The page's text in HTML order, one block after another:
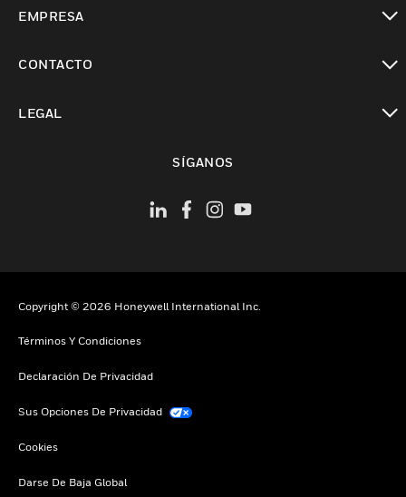
EMPRESA
CONTACTO
LEGAL
SÍGANOS
Copyright © 2026 Honeywell International Inc.
Términos Y Condiciones
Declaración De Privacidad
Sus Opciones De Privacidad
Cookies
Darse De Baja Global